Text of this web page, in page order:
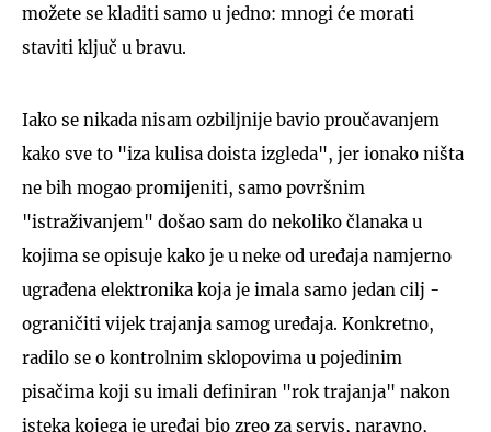
možete se kladiti samo u jedno: mnogi će morati
staviti ključ u bravu.
Iako se nikada nisam ozbiljnije bavio proučavanjem
kako sve to "iza kulisa doista izgleda", jer ionako ništa
ne bih mogao promijeniti, samo površnim
"istraživanjem" došao sam do nekoliko članaka u
kojima se opisuje kako je u neke od uređaja namjerno
ugrađena elektronika koja je imala samo jedan cilj -
ograničiti vijek trajanja samog uređaja. Konkretno,
radilo se o kontrolnim sklopovima u pojedinim
pisačima koji su imali definiran "rok trajanja" nakon
isteka kojega je uređaj bio zreo za servis, naravno,